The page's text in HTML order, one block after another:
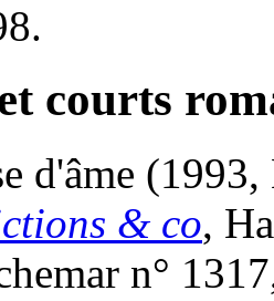
courts
d'âme (1993,
& co,
n°